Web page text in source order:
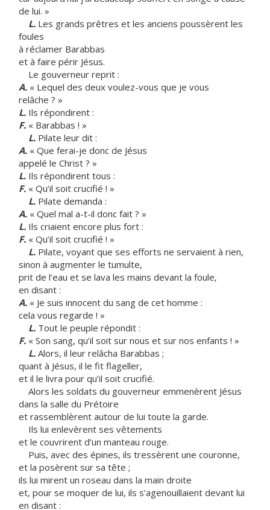
de lui. »
L. Les grands prêtres et les anciens poussèrent les
foules
à réclamer Barabbas
et à faire périr Jésus.
Le gouverneur reprit :
A. « Lequel des deux voulez-vous que je vous
relâche ? »
L. Ils répondirent :
F. « Barabbas ! »
L. Pilate leur dit :
A. « Que ferai-je donc de Jésus
appelé le Christ ? »
L. Ils répondirent tous :
F. « Qu’il soit crucifié ! »
L. Pilate demanda :
A. « Quel mal a-t-il donc fait ? »
L. Ils criaient encore plus fort :
F. « Qu’il soit crucifié ! »
L. Pilate, voyant que ses efforts ne servaient à rien,
sinon à augmenter le tumulte,
prit de l’eau et se lava les mains devant la foule,
en disant :
A. « Je suis innocent du sang de cet homme :
cela vous regarde ! »
L. Tout le peuple répondit :
F. « Son sang, qu’il soit sur nous et sur nos enfants ! »
L. Alors, il leur relâcha Barabbas ;
quant à Jésus, il le fit flageller,
et il le livra pour qu’il soit crucifié.
Alors les soldats du gouverneur emmenèrent Jésus
dans la salle du Prétoire
et rassemblèrent autour de lui toute la garde.
Ils lui enlevèrent ses vêtements
et le couvrirent d’un manteau rouge.
Puis, avec des épines, ils tressèrent une couronne,
et la posèrent sur sa tête ;
ils lui mirent un roseau dans la main droite
et, pour se moquer de lui, ils s’agenouillaient devant lui
en disant :